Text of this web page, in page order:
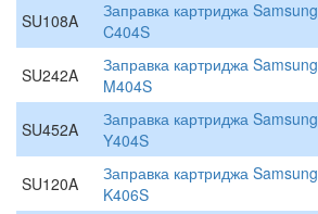
SU108A
Заправка картриджа Samsung
C404S
SU242A
Заправка картриджа Samsung
M404S
SU452A
Заправка картриджа Samsung
Y404S
SU120A
Заправка картриджа Samsung
K406S